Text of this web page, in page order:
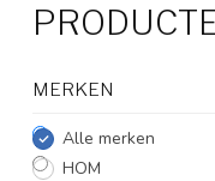
MERKEN
Alle merken
HOM